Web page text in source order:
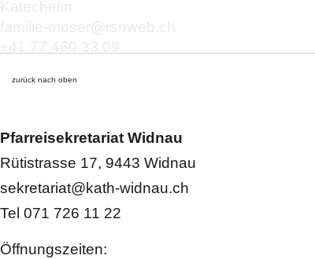
zurück nach oben
Pfarreisekretariat Widnau
Rütistrasse 17, 9443 Widnau
sekretariat@kath-widnau.ch
Tel 071 726 11 22
Öffnungszeiten: